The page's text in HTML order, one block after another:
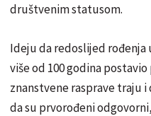
društvenim statusom.
Ideju da redoslijed rođenja
više od 100 godina
znanstvene rasprave traju
da su prvorođeni